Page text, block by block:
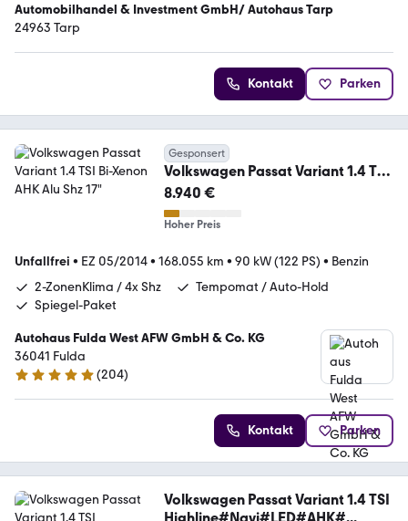
Automobilhandel & Investment GmbH/ Autohaus Tarp
24963 Tarp
Kontakt Parken
Gesponsert
Volkswagen Passat Variant 1.4 TSI
Bi-Xenon AHK Alu Shz 17"
8.940 €
Hoher Preis
Unfallfrei • EZ 05/2014• 168.055 km • 90 kW (122 PS) • Benzin
2-ZonenKlima / 4x Shz
Tempomat / Auto-Hold
Spiegel-Paket
Autohaus Fulda West AFW GmbH & Co. KG
36041 Fulda
4.9 Sterne
(204)
Kontakt Parken
Volkswagen Passat Variant 1.4 TSI